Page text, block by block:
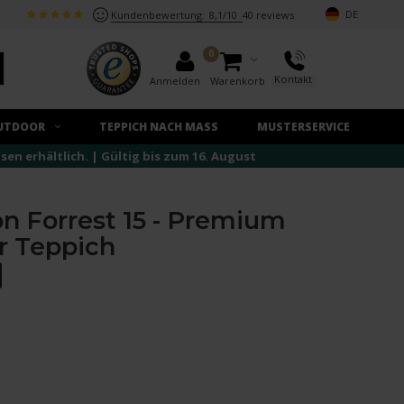
Kundenbewertung: 8,1/10 40 reviews DE
Anmelden
0
Warenkorb Kontakt
TEPPICH NACH MASS MUSTERSERVICE
erhältlich. | Gültig bis zum 16. August
Forrest 15 - Premium
Teppich